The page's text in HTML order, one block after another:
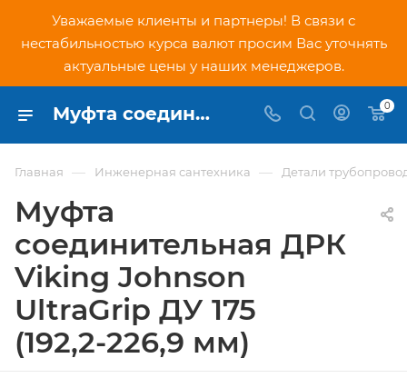
Уважаемые клиенты и партнеры! В связи с
нестабильностью курса валют просим Вас уточнять
актуальные цены у наших менеджеров.
Муфта соединительная ДРК Viking Johnson UltraGrip ДУ 175 (192,2-226,9 мм) - купить по низкой цене в Москве, интернет-магазин PNDtech.ru 0
Главная — Инженерная сантехника — Детали
Муфта
соединительная ДРК
Viking Johnson
UltraGrip ДУ 175
(192,2-226,9 мм)